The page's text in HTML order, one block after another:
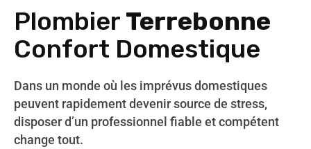
Plombier Terrebonne
Confort Domestique
Dans un monde où les imprévus domestiques
peuvent rapidement devenir source de stress,
disposer d’un professionnel fiable et compétent
change tout.